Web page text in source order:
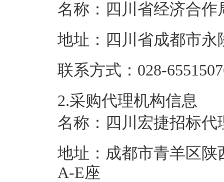
名称： 四川省经济合作
地址： 四川省成都市永
联系方式： 028-
2.采购代理机构信息
名称： 四川宏捷招标代
地址： 成都市青羊区陕
A-E座